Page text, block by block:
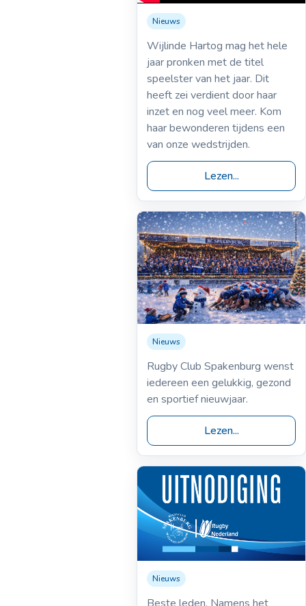
Nieuws
Wijlinde Hartog mag het hele
jaar pronken met de titel
speelster van het jaar. Dit
heeft zei verdient door haar
inzet en nog veel meer. Kom
haar bewonderen tijdens een
van onze wedstrijden.
Lezen...
24-12-2025
Kerstgroet 2025
Nieuws
Rugby Club Spakenburg wenst
iedereen een gelukkig, gezond
en sportief nieuwjaar.
Lezen...
Algemene leden
Nieuws